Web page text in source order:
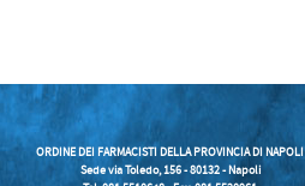
ORDINE DEI FARMACISTI DELLA PROVINCIA DI NAPOLI
Sede via Toledo, 156 - 80132 - Napoli